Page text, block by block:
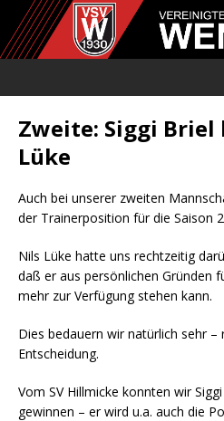
Zweite: Siggi
Lüke
Auch bei unserer zweiten
der Trainerposition für die Saison
Nils Lüke hatte uns rechtzeitig
daß er aus persönlichen Gründen
mehr zur Verfügung stehen kann.
Dies bedauern wir natürlich sehr –
Entscheidung.
Vom SV Hillmicke konnten wir
gewinnen – er wird u.a. auch die